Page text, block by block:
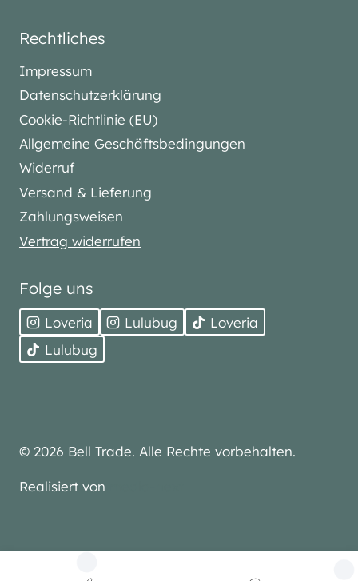
Rechtliches
Impressum
Datenschutzerklärung
Cookie-Richtlinie (EU)
Allgemeine Geschäftsbedingungen
Widerruf
Versand & Lieferung
Zahlungsweisen
Vertrag widerrufen
Folge uns
Loveria Lulubug
Loveria
Lulubug
© 2026 Bell Trade. Alle Rechte vorbehalten.
Realisiert von